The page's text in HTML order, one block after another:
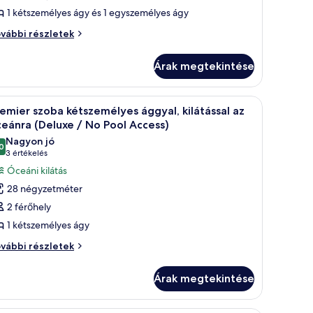
1 kétszemélyes ágy és 1 egyszemélyes ágy
részletek
Árak megtekintése
egy nagy ágy, egy éjjeliszekrény, egy kisebb asztal és egy nagy ablak
Egy modern nappali, amelyben van egy
7
szoba kétszemélyes ággyal, kilátással az
(Deluxe / No Pool Access)
ből 8,0
Nagyon jó
3 értékelés
(3
értékelés)
Óceáni kilátás
28 négyzetméter
2 férőhely
1 kétszemélyes ágy
részletek
Árak megtekintése